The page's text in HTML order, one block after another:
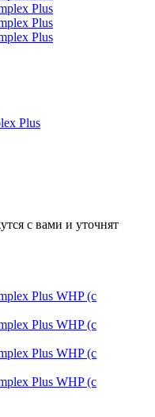
Plus
с вами и уточнят